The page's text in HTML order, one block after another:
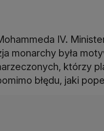
IV.
monarchy była
którzy
błędu, jaki